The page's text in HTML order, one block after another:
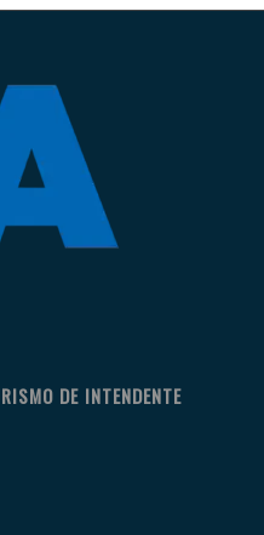
DE INTENDENTE